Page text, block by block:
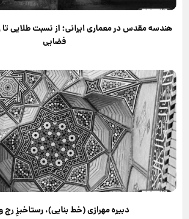
هندسه مقدس در معماری ایرانی؛ از نسبت طلایی تا
فضایی
دبیره مهرازی (خط بنایی)، رستاخیزِ رج